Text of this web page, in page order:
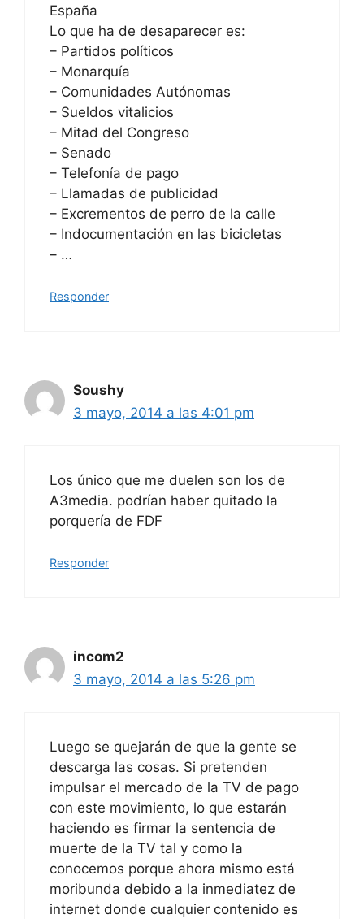
España
Lo que ha de desaparecer es:
– Partidos políticos
– Monarquía
– Comunidades Autónomas
– Sueldos vitalicios
– Mitad del Congreso
– Senado
– Telefonía de pago
– Llamadas de publicidad
– Excrementos de perro de la calle
– Indocumentación en las bicicletas
– …
Responder
Soushy
3 mayo, 2014 a las 4:01 pm
Los único que me duelen son los de
A3media. podrían haber quitado la
porquería de FDF
Responder
incom2
3 mayo, 2014 a las 5:26 pm
Luego se quejarán de que la gente se
descarga las cosas. Si pretenden
impulsar el mercado de la TV de pago
con este movimiento, lo que estarán
haciendo es firmar la sentencia de
muerte de la TV tal y como la
conocemos porque ahora mismo está
moribunda debido a la inmediatez de
internet donde cualquier contenido es